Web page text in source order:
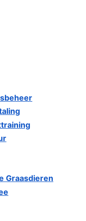
Graasdieren